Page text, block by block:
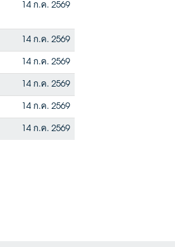
14 ก.ค. 2569
14 ก.ค. 2569
14 ก.ค. 2569
14 ก.ค. 2569
14 ก.ค. 2569
14 ก.ค. 2569